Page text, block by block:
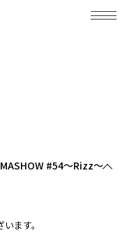
#54～Rizz～
ます。